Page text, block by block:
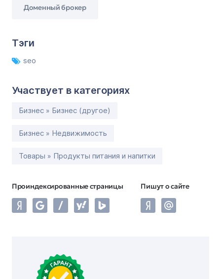
Доменный брокер
Тэги
seo
Участвует в категориях
Бизнес » Бизнес (другое)
Бизнес » Недвижимость
Товары » Продукты питания и напитки
Проиндексированные страницы Пишут о сайте